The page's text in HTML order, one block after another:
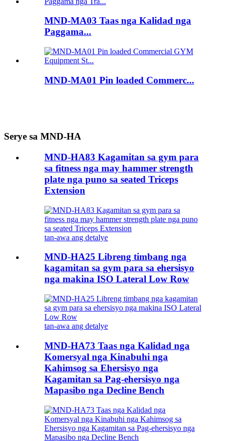
MND-MA03 Taas nga Kalidad nga
Paggama...
MND-MA01 Pin loaded Commerc...
Serye sa MND-HA
MND-HA83 Kagamitan sa gym para
sa fitness nga may hammer strength
plate nga puno sa seated Triceps
Extension
tan-awa ang detalye
MND-HA25 Libreng timbang nga
kagamitan sa gym para sa ehersisyo
nga makina ISO Lateral Low Row
tan-awa ang detalye
MND-HA73 Taas nga Kalidad nga
Komersyal nga Kinabuhi nga
Kahimsog sa Ehersisyo nga
Kagamitan sa Pag-ehersisyo nga
Mapasibo nga Decline Bench